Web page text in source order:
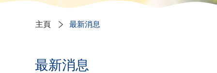
主頁 最新消息
最新消息